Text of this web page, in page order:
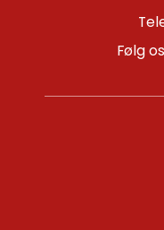
Følg os